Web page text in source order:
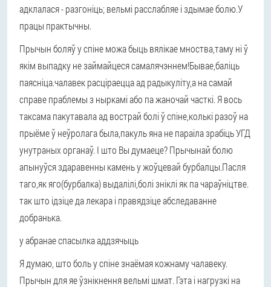
адклалася - разгоніць; вельмі расслабляе і здымае болю.У
працы практычны.
Прычын боляў у спіне можа быць вялікае мноства,таму ні ў
якім выпадку не займайцеся самалячэннем!Бывае,баліць
паясніца.чалавек расціраецца ад радыкуліту,а на самай
справе праблемы з ныркамі або па жаночай часткі. Я вось
таксама пакутавала ад вострай болі ў спіне,колькі разоў на
прыёме ў неўролага была,пакуль яна не параіла зрабіць УГД
унутраных органаў. І што Вы думаеце? Прычынай болю
апынуўся здаравенны камень у жоўцевай бурбалцы.Пасля
таго,як яго(бурбалка) выдалілі,болі зніклі як па чараўніцтве.
так што ідзіце да лекара і правядзіце абследаванне
добранька.
у абранае спасылка аддзячыць
Я думаю, што боль у спіне знаёмая кожнаму чалавеку.
Прычын для яе ўзнікнення вельмі шмат. Гэта і нагрузкі на